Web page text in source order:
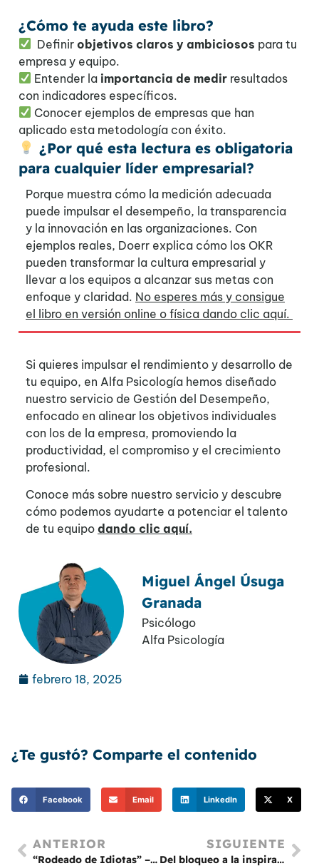
¿Cómo te ayuda este libro?
Definirobjetivos claros y ambiciosos para tu
empresa y equipo.
Entender la importancia de medir resultados
con indicadores específicos.
Conocer ejemplos de empresas que han
aplicado esta metodología con éxito.
¿Por qué esta lectura es obligatoria
para cualquier líder empresarial?
Porque muestra cómo la medición adecuada
puede impulsar el desempeño, la transparencia
y la innovación en las organizaciones. Con
ejemplos reales, Doerr explica cómo los OKR
pueden transformar la cultura empresarial y
llevar a los equipos a alcanzar sus metas con
enfoque y claridad. No esperes más y consigue
el libro en versión online o física dando clic aquí.
Si quieres impulsar el rendimiento y desarrollo de
tu equipo, en Alfa Psicología hemos diseñado
nuestro servicio de Gestión del Desempeño,
enfocado en alinear los objetivos individuales
con los de la empresa, promoviendo la
productividad, el compromiso y el crecimiento
profesional.
Conoce más sobre nuestro servicio y descubre
cómo podemos ayudarte a potenciar el talento
de tu equipo dando clic aquí.
Miguel Ángel Úsuga
Granada
Psicólogo
Alfa Psicología
febrero 18, 2025
¿Te gustó? Comparte el contenido
Facebook Email LinkedIn X
ANTERIOR
“Rodeado de Idiotas” – El libro obligado para los líderes que quieren entender a su equipo
SIGUIENTE
Del bloqueo a la inspiración: el método de Julia Cameron en “El Camino del Artista”